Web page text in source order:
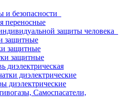
и безопасности
переносные
защиты человека
защитные
защитные
защитные
диэлектрическая
диэлектрические
диэлектрические
Самоспасатели,